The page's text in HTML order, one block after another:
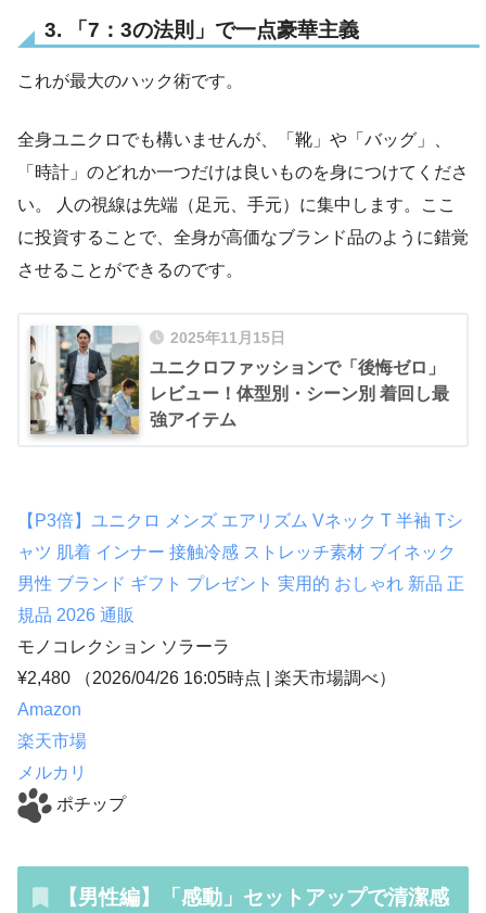
3. 「7：3の法則」で一点豪華主義
これが最大のハック術です。
全身ユニクロでも構いませんが、「靴」や「バッグ」、
「時計」のどれか一つだけは良いものを身につけてくださ
い。 人の視線は先端（足元、手元）に集中します。ここ
に投資することで、全身が高価なブランド品のように錯覚
させることができるのです。
2025年11月15日
ユニクロファッションで「後悔ゼロ」
レビュー！体型別・シーン別 着回し最
強アイテム
【P3倍】ユニクロ メンズ エアリズム Vネック T 半袖 Tシ
ャツ 肌着 インナー 接触冷感 ストレッチ素材 ブイネック
男性 ブランド ギフト プレゼント 実用的 おしゃれ 新品 正
規品 2026 通販
モノコレクション ソラーラ
¥2,480
（2026/04/26 16:05時点 | 楽天市場調べ）
Amazon
楽天市場
メルカリ
ポチップ
【男性編】「感動」セットアップで清潔感